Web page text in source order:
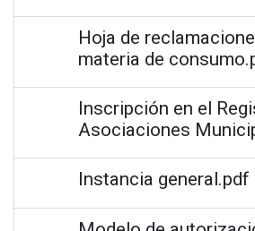
Hoja de
materia de
Inscripción en el
Asociaciones
Instancia general.pdf